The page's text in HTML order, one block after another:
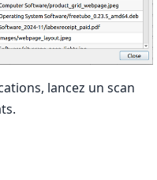
lancez un scan